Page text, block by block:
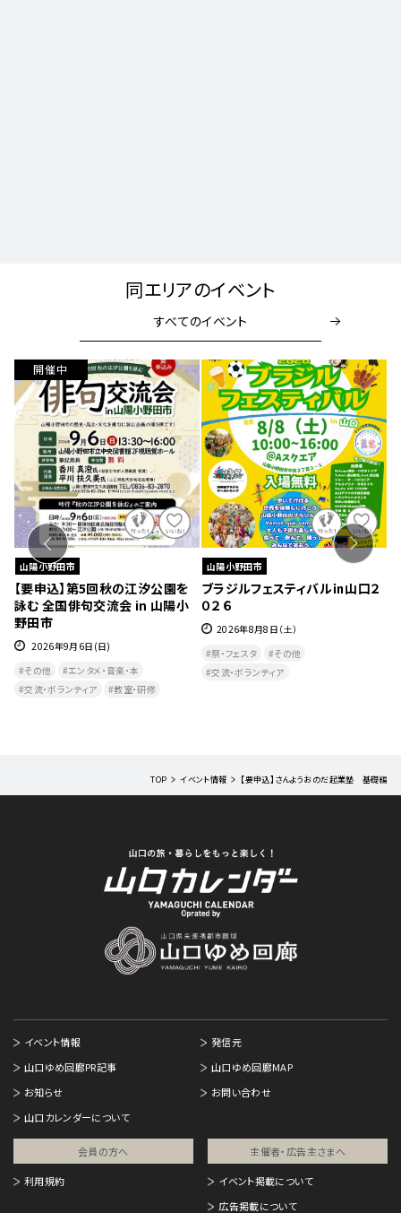
同エリアのイベント
すべてのイベント
開催中
山陽小野田市
【要申込】第5回秋の江汐公園を
詠む 全国俳句交流会 in 山陽小
野田市
2026年9月6日(日)
その他
エンタメ・音楽・本
交流・ボランティア
教室・研修
山陽小野田市
ブラジルフェスティバル㏌山口２
０２６
2026年8月8日（土）
祭・フェスタ
その他
交流・ボランティア
TOP イベント情報 【要申込】さんようおのだ起業塾 基礎編
イベント情報
発信元
山口ゆめ回廊PR記事
山口ゆめ回廊MAP
お知らせ
お問い合わせ
山口カレンダーについて
会員の方へ
利用規約
主催者・広告主さまへ​
イベント掲載について
広告掲載について